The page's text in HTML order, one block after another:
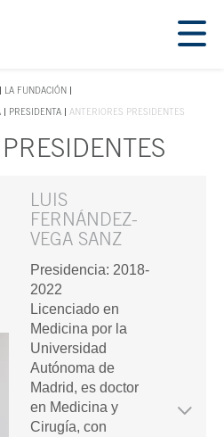
al contenido principal
LA FUNDACIÓN
PRESIDENTA ANTERIORES PRESIDENTES
LUIS
FERNÁNDEZ-
VEGA SANZ
Presidencia: 2018-
2022
Licenciado en
Medicina por la
Universidad
Autónoma de
Madrid, es doctor
en Medicina y
Cirugía, con